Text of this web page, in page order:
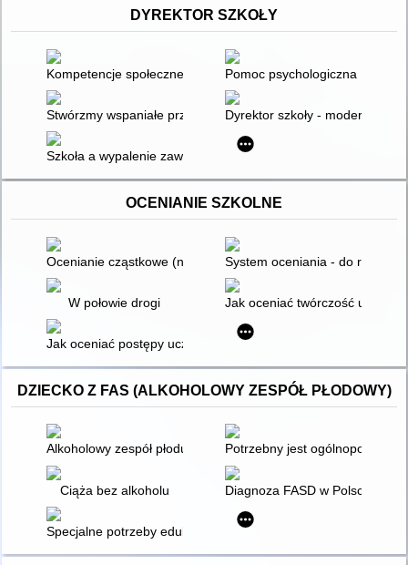
DYREKTOR SZKOŁY
Kompetencje społeczne dyrektorów szkółPomoc psychologiczna :
Stwórzmy wspaniałe przedszkole : materiałyDyrektor szkoły - moderator,
Szkoła a wypalenie zawodowe
OCENIANIE SZKOLNE
Ocenianie cząstkowe (noty) System oceniania - do reformy!
W połowie drogi Jak oceniać twórczość uczniów
Jak oceniać postępy uczniów : wskazówki dla nauczycieli
DZIECKO Z FAS (ALKOHOLOWY ZESPÓŁ PŁODOWY)
Alkoholowy zespół płodu jako zespół wad wrodzonych
Potrzebny jest ogólnopolski
Ciąża bez alkoholu Diagnoza FASD w Polsce -
Specjalne potrzeby edukacyjne w praktyce pedagogicznej :